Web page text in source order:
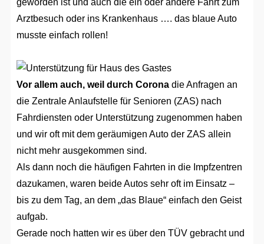
geworden ist und auch die ein oder andere Fahrt zum
Arztbesuch oder ins Krankenhaus …. das blaue Auto
musste einfach rollen!
Vor allem auch, weil durch Corona die Anfragen an
die Zentrale Anlaufstelle für Senioren (ZAS) nach
Fahrdiensten oder Unterstützung zugenommen haben
und wir oft mit dem geräumigen Auto der ZAS allein
nicht mehr ausgekommen sind.
Als dann noch die häufigen Fahrten in die Impfzentren
dazukamen, waren beide Autos sehr oft im Einsatz –
bis zu dem Tag, an dem „das Blaue“ einfach den Geist
aufgab.
Gerade noch hatten wir es über den TÜV gebracht und